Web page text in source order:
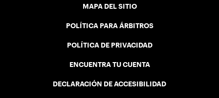
MAPA DEL SITIO
POLÍTICA PARA ÁRBITROS
POLÍTICA DE PRIVACIDAD
ENCUENTRA TU CUENTA
DECLARACIÓN DE ACCESIBILIDAD